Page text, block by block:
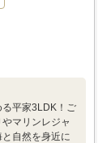
平家3LDK！ご
マリンレジャ
自然を身近に